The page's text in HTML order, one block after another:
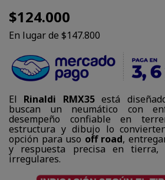
$124.000
En lugar de $147.800
El Rinaldi RMX35está
buscan un neumático con
desempeño confiable en
estructura y dibujo lo
opción para uso off road,
y respuesta precisa en tierra,
irregulares.